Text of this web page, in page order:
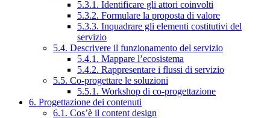
5.3.1. Identificare gli attori coinvolti
5.3.2. Formulare la proposta di valore
5.3.3. Inquadrare gli elementi costitutivi del
servizio
5.4. Descrivere il funzionamento del servizio
5.4.1. Mappare l’ecosistema
5.4.2. Rappresentare i flussi di servizio
5.5. Co-progettare le soluzioni
5.5.1. Workshop di co-progettazione
6. Progettazione dei contenuti
6.1. Cos’è il content design